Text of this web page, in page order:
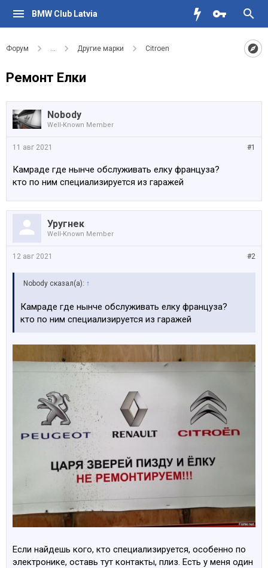
BMW Club Latvia
Форум ... Другие марки Citroen
Ремонт Елки
Nobody
Well-Known Member
#1
11 авг 2021
Камраде где нынче обслуживать елку француза?
кто по ним специализируется из гаражей
Уругнек
Well-Known Member
#2
12 авг 2021
Nobody сказал(а): ↑
Камраде где нынче обслуживать елку француза?
кто по ним специализируется из гаражей
Если найдешь кого, кто специализируется, особенно по
электронике, оставь тут контакты, плиз. Есть у меня один